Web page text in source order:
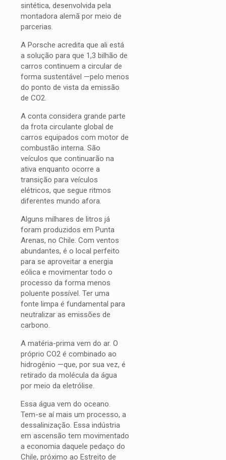
sintética, desenvolvida pela
montadora alemã por meio de
parcerias.
A Porsche acredita que ali está
a solução para que 1,3 bilhão de
carros continuem a circular de
forma sustentável —pelo menos
do ponto de vista da emissão
de CO2.
A conta considera grande parte
da frota circulante global de
carros equipados com motor de
combustão interna. São
veículos que continuarão na
ativa enquanto ocorre a
transição para veículos
elétricos, que segue ritmos
diferentes mundo afora.
Alguns milhares de litros já
foram produzidos em Punta
Arenas, no Chile. Com ventos
abundantes, é o local perfeito
para se aproveitar a energia
eólica e movimentar todo o
processo da forma menos
poluente possível. Ter uma
fonte limpa é fundamental para
neutralizar as emissões de
carbono.
A matéria-prima vem do ar. O
próprio CO2 é combinado ao
hidrogênio —que, por sua vez, é
retirado da molécula da água
por meio da eletrólise.
Essa água vem do oceano.
Tem-se aí mais um processo, a
dessalinização. Essa indústria
em ascensão tem movimentado
a economia daquele pedaço do
Chile, próximo ao Estreito de